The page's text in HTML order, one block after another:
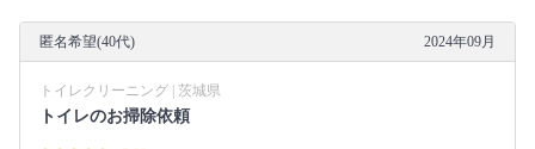
匿名希望(40代) 2024年09月
トイレクリーニング | 茨城県
トイレのお掃除依頼